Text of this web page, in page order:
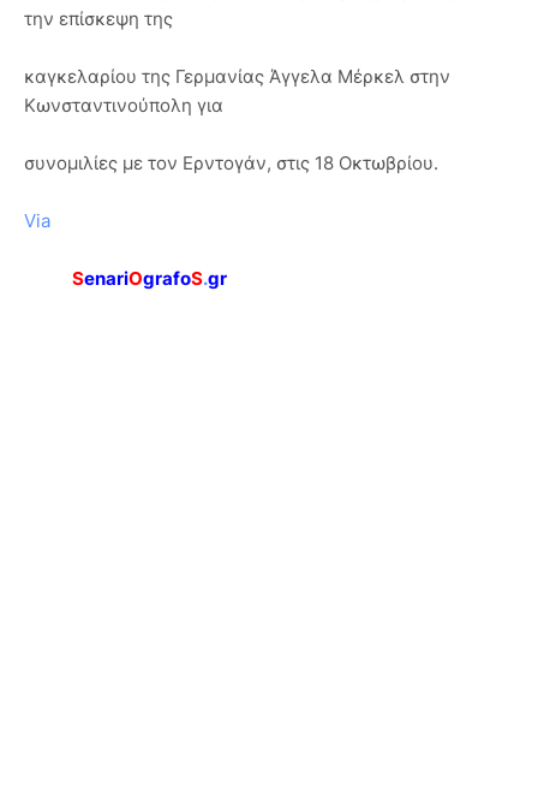
την επίσκεψη της
καγκελαρίου της Γερμανίας Άγγελα Μέρκελ στην
Κωνσταντινούπολη για
συνομιλίες με τον Ερντογάν, στις 18 Οκτωβρίου.
Via
SenariOgrafoS.gr